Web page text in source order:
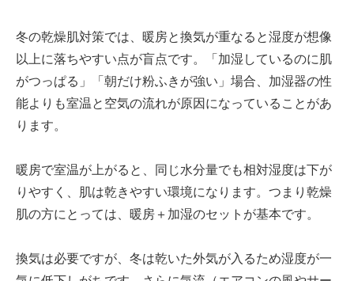
冬の乾燥肌対策では、暖房と換気が重なると湿度が想像
以上に落ちやすい点が盲点です。「加湿しているのに肌
がつっぱる」「朝だけ粉ふきが強い」場合、加湿器の性
能よりも室温と空気の流れが原因になっていることがあ
ります。
暖房で室温が上がると、同じ水分量でも相対湿度は下が
りやすく、肌は乾きやすい環境になります。つまり乾燥
肌の方にとっては、暖房＋加湿のセットが基本です。
換気は必要ですが、冬は乾いた外気が入るため湿度が一